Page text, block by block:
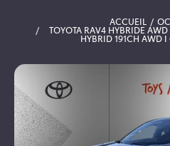
ACCUEIL
TOYOTA RAV4 HYBRIDE
HYBRID 191CH AWD